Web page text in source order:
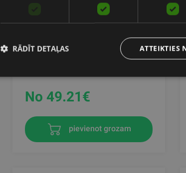
PLATES,RUBBER,RNDX
No 49.21€
pievienot grozam
ATTEIKTIES
RĀDĪT DETAĻAS